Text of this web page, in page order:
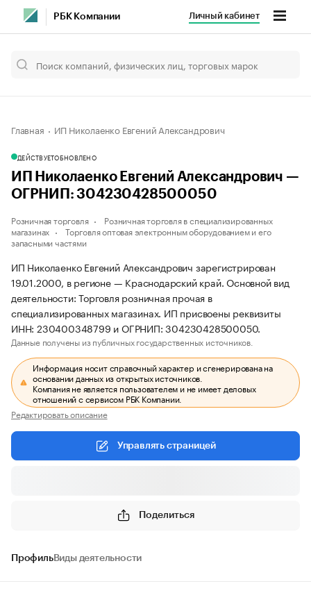
РБК Компании Личный кабинет
Главная ИП Николаенко Евгений Александрович
ДЕЙСТВУЕТОБНОВЛЕНО
ИП Николаенко Евгений Александрович —
ОГРНИП: 304230428500050
Розничная торговля
Розничная торговля в специализированных
магазинах
Торговля оптовая электронным оборудованием и его
запасными частями
ИП Николаенко Евгений Александрович зарегистрирован
19.01.2000, в регионе — Краснодарский край. Основной вид
деятельности: Торговля розничная прочая в
специализированных магазинах. ИП присвоены реквизиты
ИНН: 230400348799 и ОГРНИП: 304230428500050.
Данные получены из публичных государственных источников.
Информация носит справочный характер и сгенерирована на
основании данных из открытых источников.
Компания не является пользователем и не имеет деловых
отношений с сервисом РБК Компании.
Редактировать описание
Управлять страницей
Поделиться
ПрофильВиды деятельности